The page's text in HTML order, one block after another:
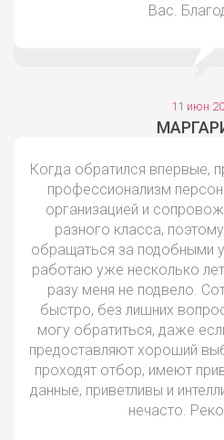
Вас.
11 июн
Когда обратился впервые,
профессионализм
организацией и
разного класса,
обращаться за подобными
работаю уже несколько
разу меня не подвело.
быстро, без лишних
могу обратиться, даже
предоставляют хороший
проходят отбор, имеют
данные, приветливы и
нечасто.